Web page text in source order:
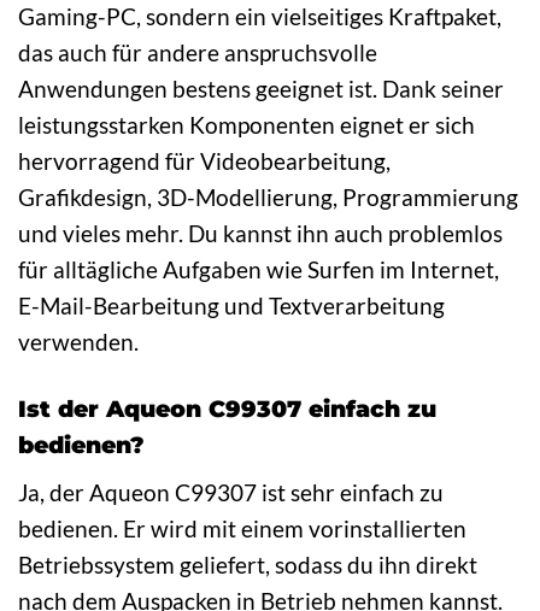
Gaming-PC, sondern ein vielseitiges Kraftpaket,
das auch für andere anspruchsvolle
Anwendungen bestens geeignet ist. Dank seiner
leistungsstarken Komponenten eignet er sich
hervorragend für Videobearbeitung,
Grafikdesign, 3D-Modellierung, Programmierung
und vieles mehr. Du kannst ihn auch problemlos
für alltägliche Aufgaben wie Surfen im Internet,
E-Mail-Bearbeitung und Textverarbeitung
verwenden.
Ist der Aqueon C99307 einfach zu
bedienen?
Ja, der Aqueon C99307 ist sehr einfach zu
bedienen. Er wird mit einem vorinstallierten
Betriebssystem geliefert, sodass du ihn direkt
nach dem Auspacken in Betrieb nehmen kannst.